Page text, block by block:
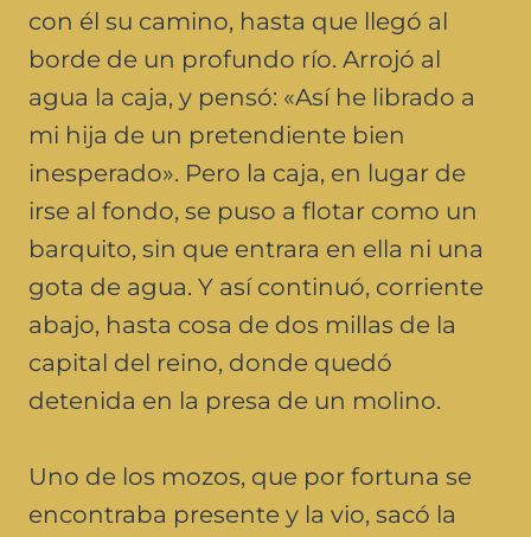
con él su camino, hasta que llegó al
borde de un profundo río. Arrojó al
agua la caja, y pensó: «Así he librado a
mi hija de un pretendiente bien
inesperado». Pero la caja, en lugar de
irse al fondo, se puso a flotar como un
barquito, sin que entrara en ella ni una
gota de agua. Y así continuó, corriente
abajo, hasta cosa de dos millas de la
capital del reino, donde quedó
detenida en la presa de un molino.
Uno de los mozos, que por fortuna se
encontraba presente y la vio, sacó la